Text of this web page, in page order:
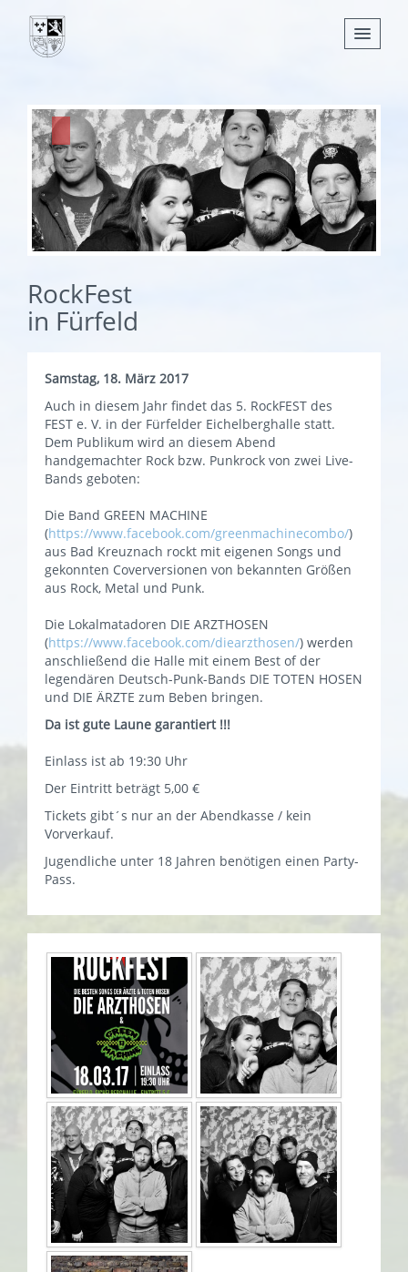
Nachrichten
Leben
Verwaltung
Tourismus
Gemeinden
RockFest
in Fürfeld
Samstag, 18. März 2017
Auch in diesem Jahr findet das 5. RockFEST des
FEST e. V. in der Fürfelder Eichelberghalle statt.
Dem Publikum wird an diesem Abend
handgemachter Rock bzw. Punkrock von zwei Live-
Bands geboten:
Die Band GREEN MACHINE
(https://www.facebook.com/greenmachinecombo/)
aus Bad Kreuznach rockt mit eigenen Songs und
gekonnten Coverversionen von bekannten Größen
aus Rock, Metal und Punk.
Die Lokalmatadoren DIE ARZTHOSEN
(https://www.facebook.com/diearzthosen/) werden
anschließend die Halle mit einem Best of der
legendären Deutsch-Punk-Bands DIE TOTEN HOSEN
und DIE ÄRZTE zum Beben bringen.
Da ist gute Laune garantiert !!!
Einlass ist ab 19:30 Uhr
Der Eintritt beträgt 5,00 €
Tickets gibt´s nur an der Abendkasse / kein
Vorverkauf.
Jugendliche unter 18 Jahren benötigen einen Party-
Pass.